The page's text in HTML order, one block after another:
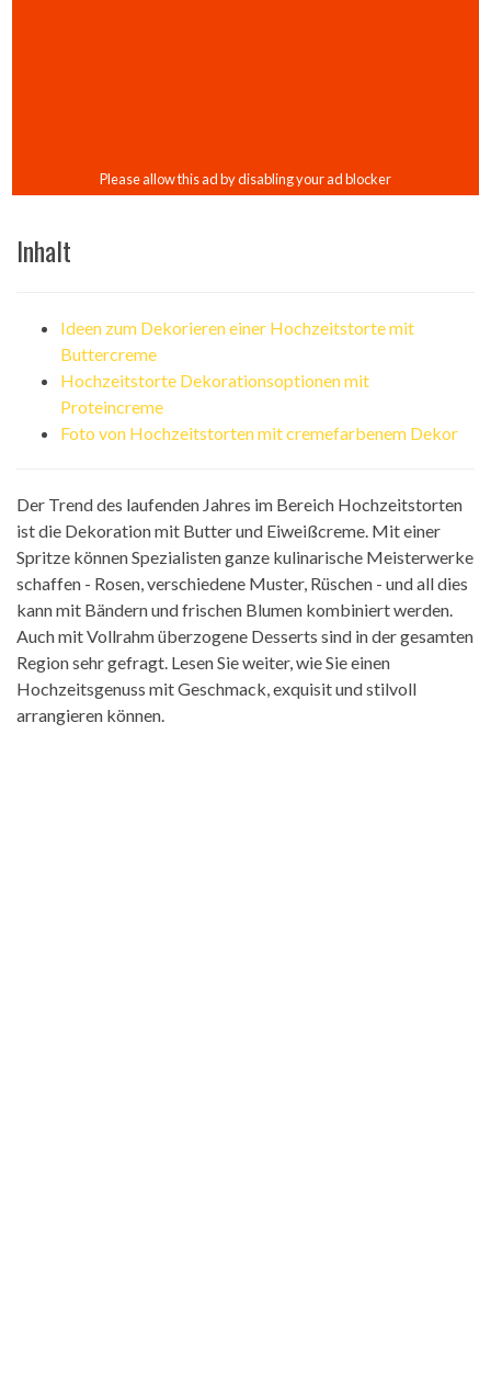
Inhalt
Ideen zum Dekorieren einer Hochzeitstorte mit
Buttercreme
Hochzeitstorte Dekorationsoptionen mit
Proteincreme
Foto von Hochzeitstorten mit cremefarbenem Dekor
Der Trend des laufenden Jahres im Bereich Hochzeitstorten
ist die Dekoration mit Butter und Eiweißcreme. Mit einer
Spritze können Spezialisten ganze kulinarische Meisterwerke
schaffen - Rosen, verschiedene Muster, Rüschen - und all dies
kann mit Bändern und frischen Blumen kombiniert werden.
Auch mit Vollrahm überzogene Desserts sind in der gesamten
Region sehr gefragt. Lesen Sie weiter, wie Sie einen
Hochzeitsgenuss mit Geschmack, exquisit und stilvoll
arrangieren können.